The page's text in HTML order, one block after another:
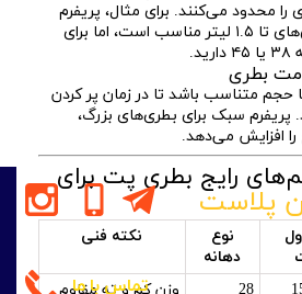
محدود می‌کنند. برای مثال، پریفرم
دهانه ۲۸ معمولاً برای بطری‌های تا ۱.۵ لیتر مناسب است، اما برای
بطری
حجم متناسب باشد تا در زمان پر کردن
پریفرم سبک برای بطری‌های بزرگ،
را افزایش می‌دهد.
حجم‌های رایج بطری پت برای
نوع
دهانه
نکته فنی
تماس با ما
پلاست